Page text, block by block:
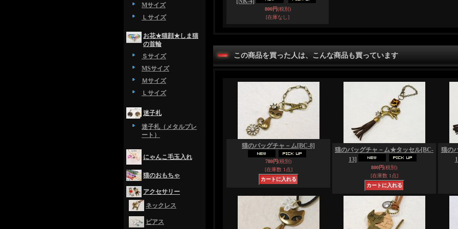
Mサイズ
Ｌサイズ
お花★猫顔★しま猫
の首輪
Ｓサイズ
MSサイズ
Ｍサイズ
Ｌサイズ
迷子札
迷子札（メタルプレ
ート）
にゃんこ毛玉入れ
猫のおもちゃ
アクセサリー
ネックレス
ピアス
800円(税別)
[在庫なし]
この商品を買った人は、こんな商品も買っています
猫のバッグチャ－ム[BC-8]
780円(税別)
[在庫数 1点]
猫のバッグチャ－ム★タッセル[BC-
13]
800円(税別)
[在庫数 1点]
猫の